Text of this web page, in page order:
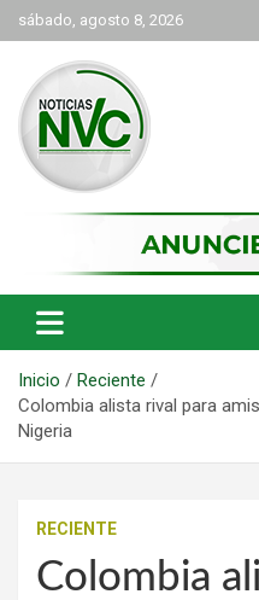
Saltar
al
contenido
sábado, agosto 8, 2026
NVC Noticias
Inicio
Reciente
Colombia alista rival para
Nigeria
RECIENTE
Colombia